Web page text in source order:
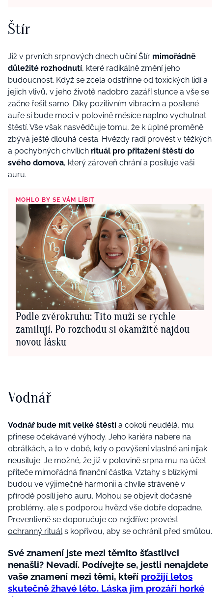
Štír
Již v prvních srpnových dnech učiní Štír mimořádně
důležité rozhodnutí, které radikálně změní jeho
budoucnost. Když se zcela odstřihne od toxických lidí a
jejich vlivů, v jeho životě nadobro zazáří slunce a vše se
začne řešit samo. Díky pozitivním vibracím a posílené
auře si bude moci v polovině měsíce naplno vychutnat
štěstí. Vše však nasvědčuje tomu, že k úplné proměně
zbývá ještě dlouhá cesta. Hvězdy radí provést v těžkých
a pochybných chvílích rituál pro přitažení štěstí do
svého domova, který zároveň chrání a posiluje vaši
auru.
MOHLO BY SE VÁM LÍBIT
Podle zvěrokruhu: Tito muži se rychle
zamilují. Po rozchodu si okamžitě najdou
novou lásku
Vodnář
Vodnář bude mít velké štěstí a cokoli neudělá, mu
přinese očekávané výhody. Jeho kariéra nabere na
obrátkách, a to v době, kdy o povýšení vlastně ani nijak
neusiluje. Je možné, že již v polovině srpna mu na účet
přiteče mimořádná finanční částka. Vztahy s blízkými
budou ve výjimečné harmonii a chvíle strávené v
přírodě posílí jeho auru. Mohou se objevit dočasné
problémy, ale s podporou hvězd vše dobře dopadne.
Preventivně se doporučuje co nejdříve provést
ochranný rituáls kopřivou, aby se ochránil před smůlou.
Své znamení jste mezi těmito šťastlivci
nenašli? Nevadí. Podívejte se, jestli nenajdete
vaše znamení mezi těmi, kteří prožijí letos
skutečně žhavé léto. Láska jim prozáří horké